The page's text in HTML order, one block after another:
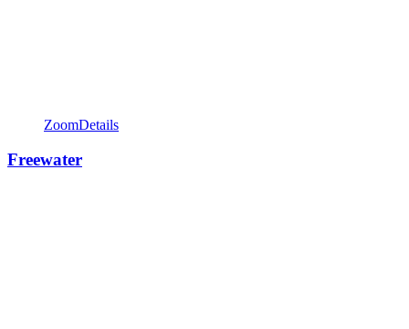
ZoomDetails
Freewater